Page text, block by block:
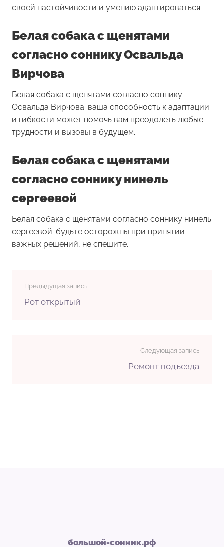
своей настойчивости и умению адаптироваться.
Белая собака с щенятами
согласно соннику Освальда
Вирчова
Белая собака с щенятами согласно соннику
Освальда Вирчова: ваша способность к адаптации
и гибкости может помочь вам преодолеть любые
трудности и вызовы в будущем.
Белая собака с щенятами
согласно соннику нинель
сергеевой
Белая собака с щенятами согласно соннику нинель
сергеевой: будьте осторожны при принятии
важных решений, не спешите.
Предыдущая запись
Рот открытый
Следующая запись
Ремонт подъезда
большой-сонник.рф